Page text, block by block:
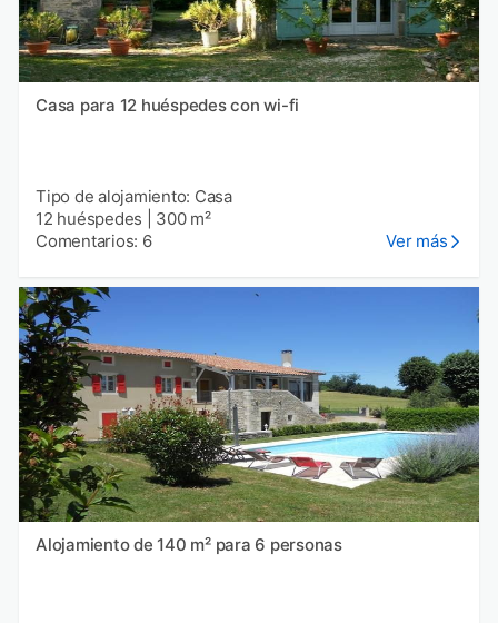
Casa para 12 huéspedes con wi-fi
Tipo de alojamiento: Casa
12 huéspedes
300 m²
Comentarios: 6
Ver más
Alojamiento de 140 m² para 6 personas